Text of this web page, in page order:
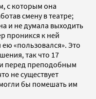
с которым она
смену в театре;
и не думала выходить
проникся к ней
«пользовался». Это
так что 17
перед преподобным
не существует
бы помешать им